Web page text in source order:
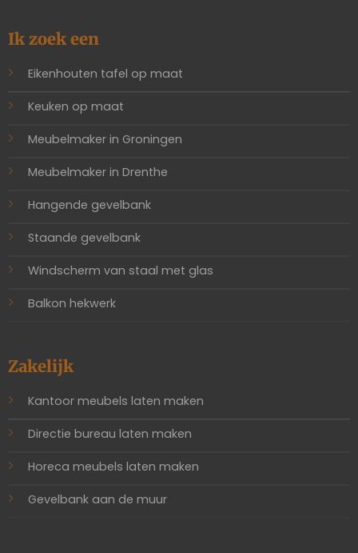
Ik zoek een
Eikenhouten tafel op maat
Keuken op maat
Meubelmaker in Groningen
Meubelmaker in Drenthe
Hangende gevelbank
Staande gevelbank
Windscherm van staal met glas
Balkon hekwerk
Zakelijk
Kantoor meubels laten maken
Directie bureau laten maken
Horeca meubels laten maken
Gevelbank aan de muur